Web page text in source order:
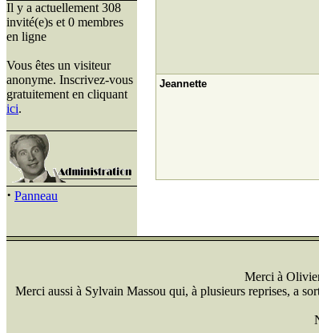
Il y a actuellement 308
invité(e)s et 0 membres
en ligne
Vous êtes un visiteur
anonyme. Inscrivez-vous
gratuitement en cliquant
ici.
· Panneau
Jeannette
Merci à
Merci aussi à Sylvain Massou qui, à plusieurs reprises, a